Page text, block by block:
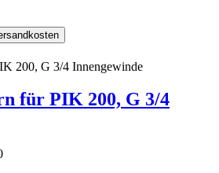
für PIK 200, G 3/4